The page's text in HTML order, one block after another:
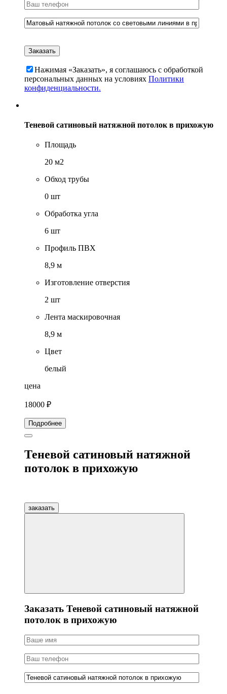
Нажимая «Заказать», я соглашаюсь c обработкой
персональных данных на условиях Политики
конфиденциальности.
Теневой сатиновый натяжной потолок в прихожую
Площадь
20 м2
Обход трубы
0 шт
Обработка угла
6 шт
Профиль ПВХ
8,9 м
Изготовление отверстия
2 шт
Лента маскировочная
8,9 м
Цвет
белый
цена
18000 ₽
Подробнее
Теневой сатиновый натяжной
потолок в прихожую
заказать
Заказать Теневой сатиновый натяжной
потолок в прихожую